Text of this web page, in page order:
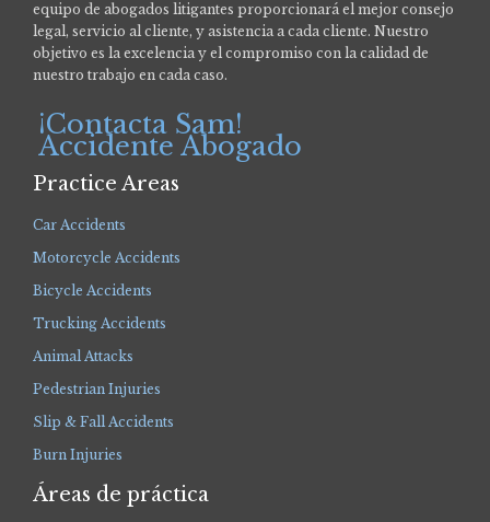
equipo de abogados litigantes proporcionará el mejor consejo
legal, servicio al cliente, y asistencia a cada cliente. Nuestro
objetivo es la excelencia y el compromiso con la calidad de
nuestro trabajo en cada caso.
¡Contacta Sam!
Accidente Abogado
Practice Areas
Car Accidents
Motorcycle Accidents
Bicycle Accidents
Trucking Accidents
Animal Attacks
Pedestrian Injuries
Slip & Fall Accidents
Burn Injuries
Áreas de práctica